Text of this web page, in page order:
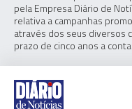
pela Empresa Diário de
relativa a campanhas
através dos seus diversos
prazo de cinco anos a